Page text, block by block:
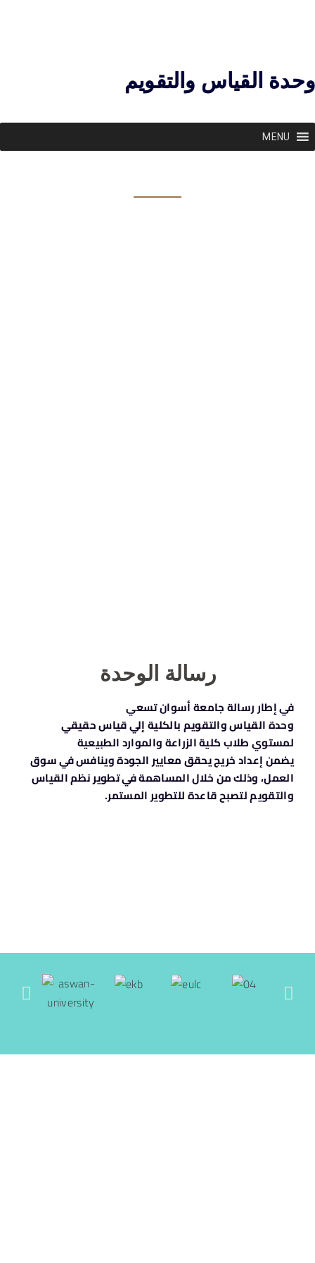
وحدة القياس والتقويم
MENU
رسالة الوحدة
فيإطار رسالة جامعة أسوانتسعي
وحدةالقياسوالتقويم بالكلية إليقياس حقيقي
لمستويطلاب كلية الزراعة والموارد الطبيعية
يضمنإعداد خريج يحقق معايير الجودة وينافس في سوق
العمل، وذلك من خلالالمساهمة في تطويرنظم القياس
والتقويم لتصبح قاعدة للتطويرالمستمر.